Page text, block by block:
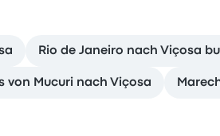
Rio de Janeiro nach Viçosa
von Mucuri nach Viçosa